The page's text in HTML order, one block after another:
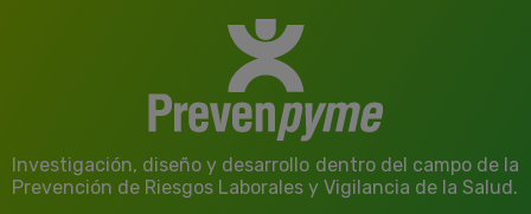
Investigación, diseño y desarrollo dentro del campo de la
Prevención de Riesgos Laborales y Vigilancia de la Salud.